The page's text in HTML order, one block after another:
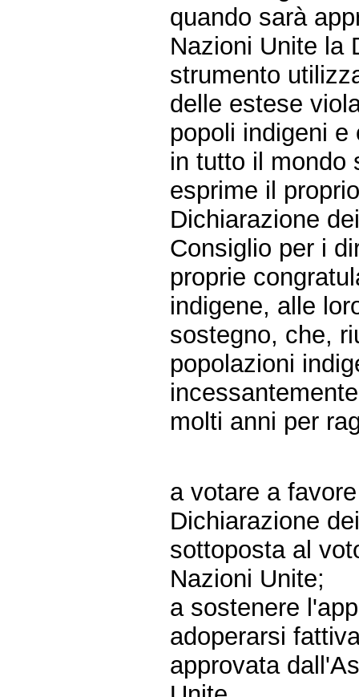
quando sarà
Nazioni Unite la
strumento
delle estese
popoli indigeni
in tutto il mondo
esprime il
Dichiarazione
Consiglio per i
proprie
indigene, alle
sostegno, che,
popolazioni
molti anni per
a votare a
Dichiarazione
sottoposta al
Nazioni Unite;
a sostenere
adoperarsi
approvata